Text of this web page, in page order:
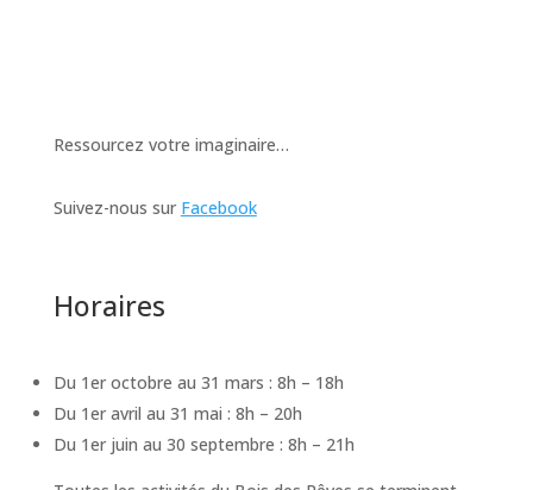
Ressourcez votre imaginaire…
Suivez-nous sur Facebook
Horaires
Du 1er octobre au 31 mars : 8h – 18h
Du 1er avril au 31 mai : 8h – 20h
Du 1er juin au 30 septembre : 8h – 21h